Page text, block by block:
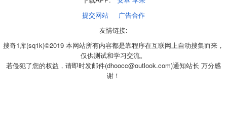
提交网站
广告合作
友情链接:
搜奇1库(sq1k)©2019 本网站所有内容都是靠程序在互联网上自动搜集而来，
仅供测试和学习交流。
若侵犯了您的权益，请即时发邮件(dhoocc@outlook.com)通知站长 万分感
谢！